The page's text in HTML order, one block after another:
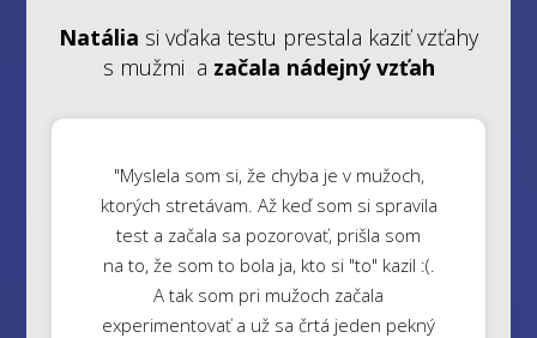
Natália si vďaka testu prestala kaziť vzťahy
s mužmi a začala nádejný vzťah
"Myslela som si, že chyba je v mužoch,
ktorých stretávam. Až keď som si spravila
test a začala sa pozorovať, prišla som
na to, že som to bola ja, kto si "to" kazil :(.
A tak som pri mužoch začala
experimentovať a už sa črtá jeden pekný